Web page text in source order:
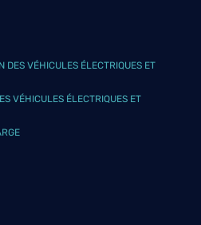
DES VÉHICULES ÉLECTRIQUES ET
VÉHICULES ÉLECTRIQUES ET